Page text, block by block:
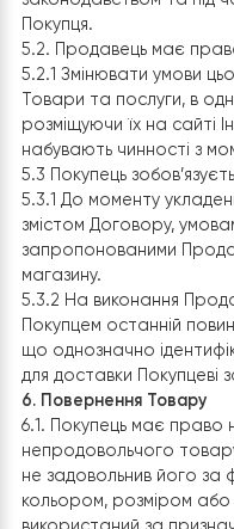
комплектність, термін
4.9. Покупець або
Товару підтверджує
або в замовленні/
доставку товарів, що
товару, зовнішнім
4.10. Право
пошкодження Товару
Представника з
місті поставки
від Продавця, чи під
службі доставки
5. Права ті обов’язки
5.1. Продавець
5.1.1. Передати
цього Договору та
5.1.2. Не
про Покупця і не
третім особам, за